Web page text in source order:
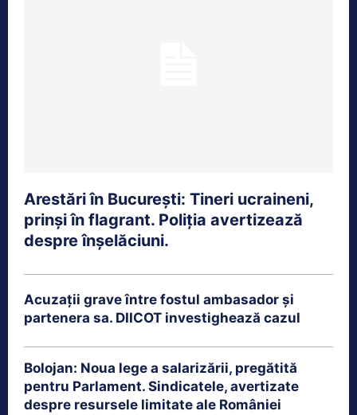
Arestări în București: Tineri ucraineni,
prinși în flagrant. Poliția avertizează
despre înșelăciuni.
Acuzații grave între fostul ambasador și
partenera sa. DIICOT investighează cazul
Bolojan: Noua lege a salarizării, pregătită
pentru Parlament. Sindicatele, avertizate
despre resursele limitate ale României